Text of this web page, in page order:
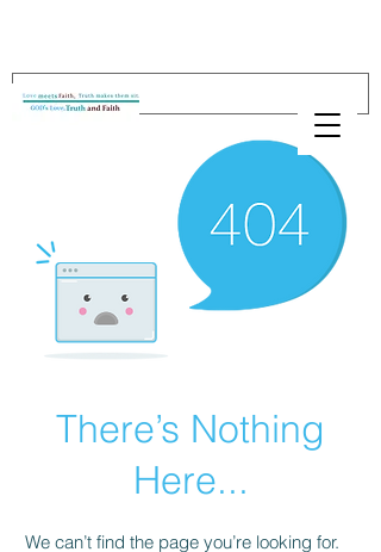
There’s Nothing
Here...
We can’t find the page you’re looking for.